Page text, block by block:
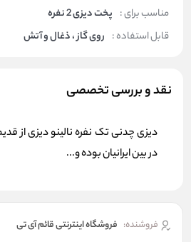
مناسب برای : پخت دیزی 2 نفره
قابل استفاده : روی گاز ، ذغال و آتش
نقد و بررسی تخصصی
دیزی چدنی تک نفره نالینو دیزی از
در بین ایرانیان بوده و...
فروشنده: فروشگاه اینترنتی قائم آی تی